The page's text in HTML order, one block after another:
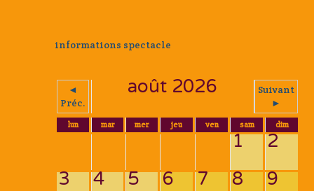
informations spectacle
◄
Préc.
août 2026
Suivant
►
lun mar mer jeu ven sam dim
1
2
3
4 5 6 7 8
9